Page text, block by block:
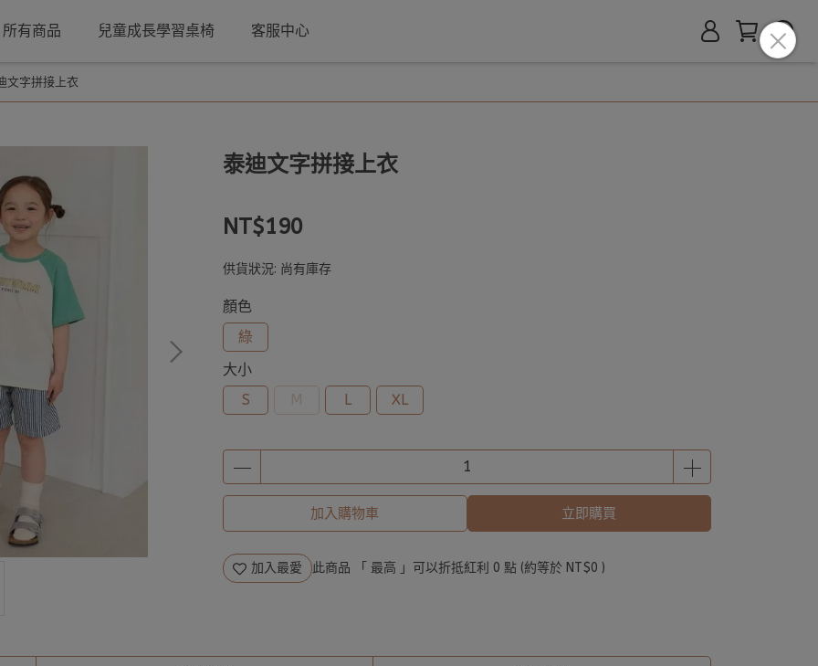
所有商品 兒童成長學習桌椅 客服中心
文字拼接上衣
泰迪文字拼接上衣
NT$190
供貨狀況: 尚有庫存
顏色
綠
大小
S
M L XL
加入購物車 立即購買
加入最愛 此商品 「 最高 」可以折抵紅利 0 點 (約等於 NT$0 )